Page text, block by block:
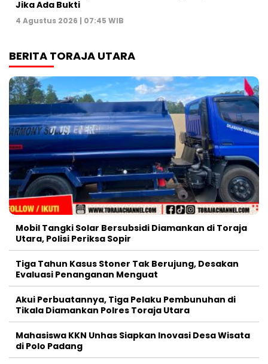
Jika Ada Bukti
4 Agustus 2026 | 07:45 WIB
BERITA TORAJA UTARA
Mobil Tangki Solar Bersubsidi Diamankan di Toraja
Utara, Polisi Periksa Sopir
Tiga Tahun Kasus Stoner Tak Berujung, Desakan
Evaluasi Penanganan Menguat
Akui Perbuatannya, Tiga Pelaku Pembunuhan di
Tikala Diamankan Polres Toraja Utara
Mahasiswa KKN Unhas Siapkan Inovasi Desa Wisata
di Polo Padang